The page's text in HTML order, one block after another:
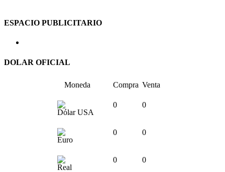
ESPACIO PUBLICITARIO
DOLAR OFICIAL
Moneda Compra Venta
Dólar USA
0 0
Euro
0 0
Real
0 0